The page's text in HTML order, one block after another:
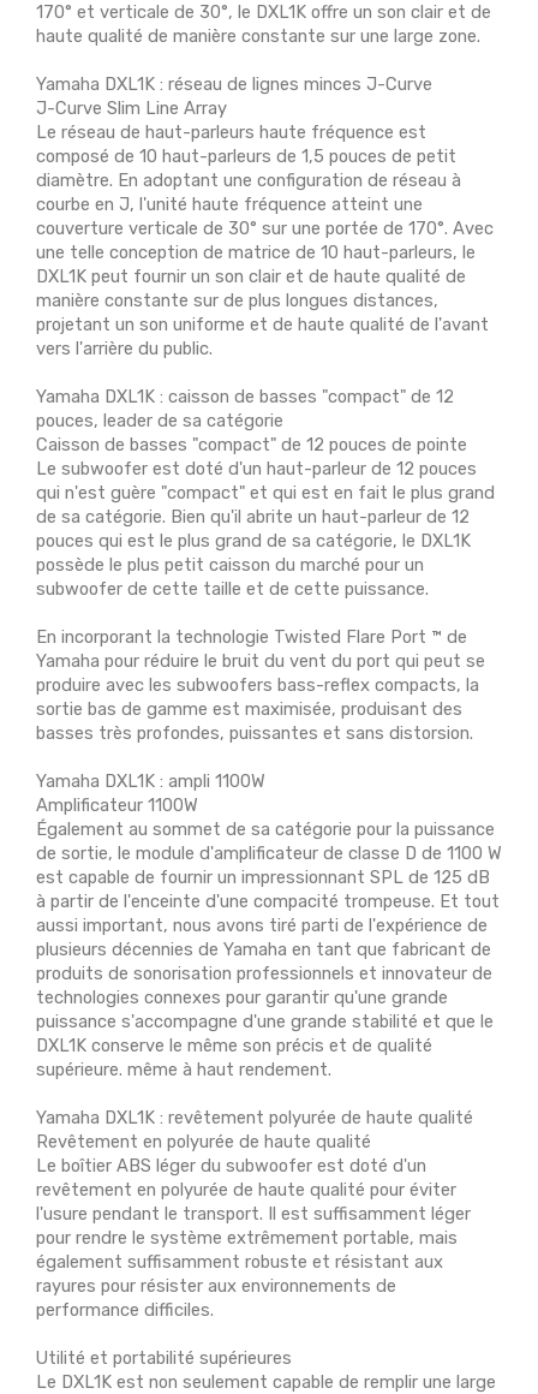
170° et verticale de 30°, le DXL1K offre un son clair et de
haute qualité de manière constante sur une large zone.
Yamaha DXL1K : réseau de lignes minces J-Curve
J-Curve Slim Line Array
Le réseau de haut-parleurs haute fréquence est
composé de 10 haut-parleurs de 1,5 pouces de petit
diamètre. En adoptant une configuration de réseau à
courbe en J, l'unité haute fréquence atteint une
couverture verticale de 30° sur une portée de 170°. Avec
une telle conception de matrice de 10 haut-parleurs, le
DXL1K peut fournir un son clair et de haute qualité de
manière constante sur de plus longues distances,
projetant un son uniforme et de haute qualité de l'avant
vers l'arrière du public.
Yamaha DXL1K : caisson de basses "compact" de 12
pouces, leader de sa catégorie
Caisson de basses "compact" de 12 pouces de pointe
Le subwoofer est doté d'un haut-parleur de 12 pouces
qui n'est guère "compact" et qui est en fait le plus grand
de sa catégorie. Bien qu'il abrite un haut-parleur de 12
pouces qui est le plus grand de sa catégorie, le DXL1K
possède le plus petit caisson du marché pour un
subwoofer de cette taille et de cette puissance.
En incorporant la technologie Twisted Flare Port ™ de
Yamaha pour réduire le bruit du vent du port qui peut se
produire avec les subwoofers bass-reflex compacts, la
sortie bas de gamme est maximisée, produisant des
basses très profondes, puissantes et sans distorsion.
Yamaha DXL1K : ampli 1100W
Amplificateur 1100W
Également au sommet de sa catégorie pour la puissance
de sortie, le module d'amplificateur de classe D de 1100 W
est capable de fournir un impressionnant SPL de 125 dB
à partir de l'enceinte d'une compacité trompeuse. Et tout
aussi important, nous avons tiré parti de l'expérience de
plusieurs décennies de Yamaha en tant que fabricant de
produits de sonorisation professionnels et innovateur de
technologies connexes pour garantir qu'une grande
puissance s'accompagne d'une grande stabilité et que le
DXL1K conserve le même son précis et de qualité
supérieure. même à haut rendement.
Yamaha DXL1K : revêtement polyurée de haute qualité
Revêtement en polyurée de haute qualité
Le boîtier ABS léger du subwoofer est doté d'un
revêtement en polyurée de haute qualité pour éviter
l'usure pendant le transport. Il est suffisamment léger
pour rendre le système extrêmement portable, mais
également suffisamment robuste et résistant aux
rayures pour résister aux environnements de
performance difficiles.
Utilité et portabilité supérieures
Le DXL1K est non seulement capable de remplir une large